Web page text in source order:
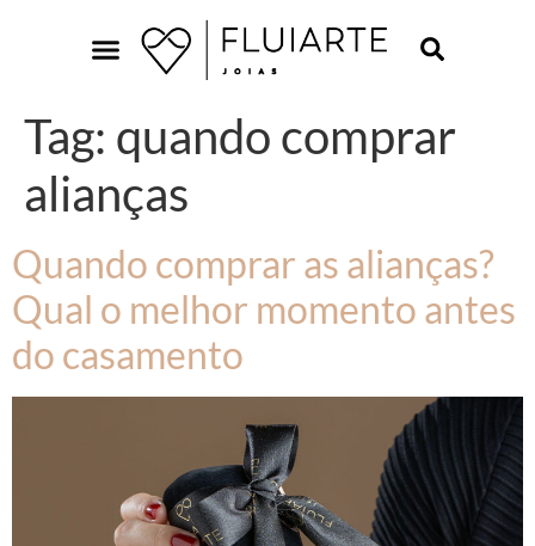
Tag: quando comprar
alianças
Quando comprar as alianças?
Qual o melhor momento antes
do casamento